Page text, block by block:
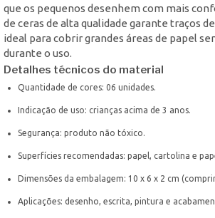
que os pequenos desenhem com mais
de ceras de alta qualidade garante traços
ideal para cobrir grandes áreas de papel
durante o uso.
Detalhes técnicos do material
Quantidade de cores: 06 unidades.
Indicação de uso: crianças acima de 3 anos.
Segurança: produto não tóxico.
Superfícies recomendadas: papel, cartolina e
Dimensões da embalagem: 10 x 6 x 2 cm
Aplicações: desenho, escrita, pintura e